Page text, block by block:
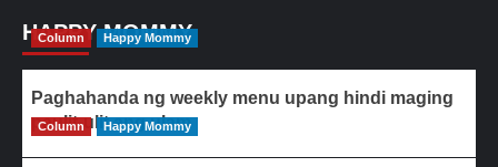
HAPPY MOMMY
Column Happy Mommy
Paghahanda ng weekly menu upang hindi maging
paulit-ulit ang ulam
Column Happy Mommy